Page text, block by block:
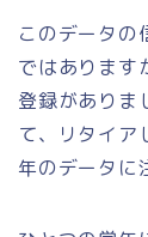
このデータの
ではあります
登録がありま
て、リタイア
年のデータに